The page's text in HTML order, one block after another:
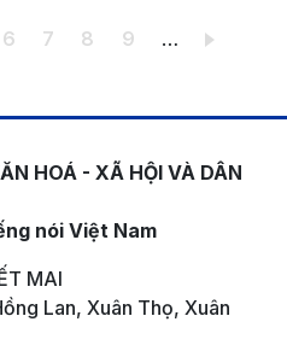
Trang
6 Trang
7 Trang
8 Trang
9 …
HOÁ - XÃ HỘI VÀ DÂN
nói Việt Nam
MAI
Lan, Xuân Thọ, Xuân